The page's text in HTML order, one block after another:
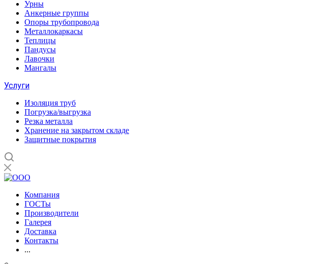
Урны
Анкерные группы
Опоры трубопровода
Металлокаркасы
Теплицы
Пандусы
Лавочки
Мангалы
Услуги
Изоляция труб
Погрузка/выгрузка
Резка металла
Хранение на закрытом складе
Защитные покрытия
Компания
ГОСТы
Производители
Галерея
Доставка
Контакты
...